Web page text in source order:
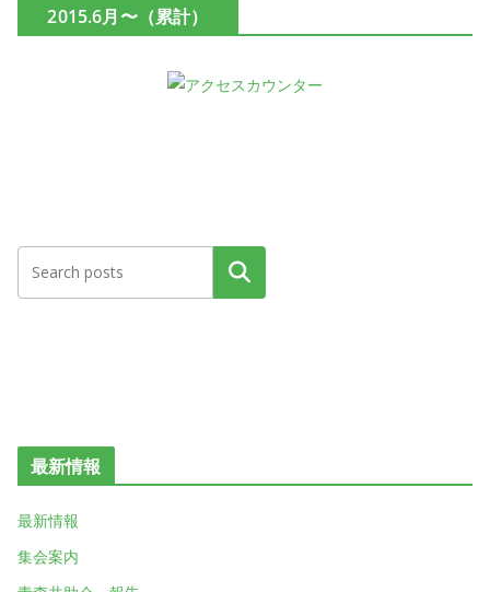
2015.6月〜（累計）
検索
最新情報
最新情報
集会案内